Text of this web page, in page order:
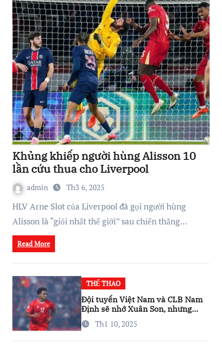
Khủng khiếp người hùng Alisson 10
lần cứu thua cho Liverpool
admin Th3 6, 2025
HLV Arne Slot của Liverpool đã gọi người hùng
Alisson là “giỏi nhất thế giới” sau chiến thắng…
Read More
THỂ THAO
Đội tuyển Việt Nam và CLB Nam
Định sẽ nhớ Xuân Son, nhưng
đừng lo…
Th1 10, 2025